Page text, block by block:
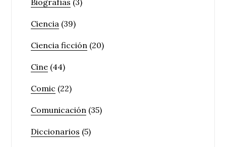
Ciencia (39)
Ciencia ficción (20)
Cine (44)
Comic (22)
Comunicación (35)
Diccionarios (5)